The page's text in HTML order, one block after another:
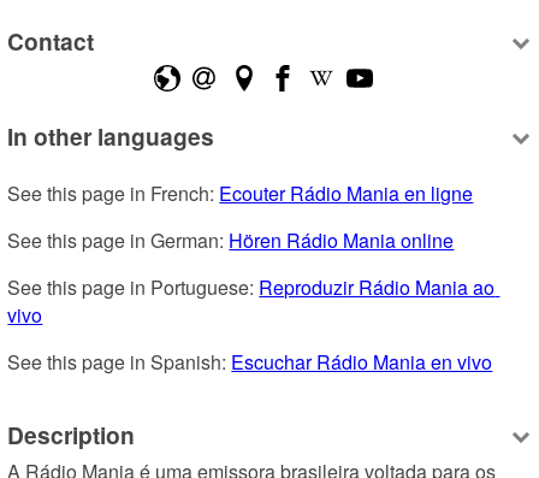
Contact
In other languages
See this page in French: Ecouter Rádio Mania en ligne
See this page in German: Hören Rádio Mania online
See this page in Portuguese: Reproduzir Rádio Mania ao
vivo
See this page in Spanish: Escuchar Rádio Mania en vivo
Description
A Rádio Mania é uma emissora brasileira voltada para os